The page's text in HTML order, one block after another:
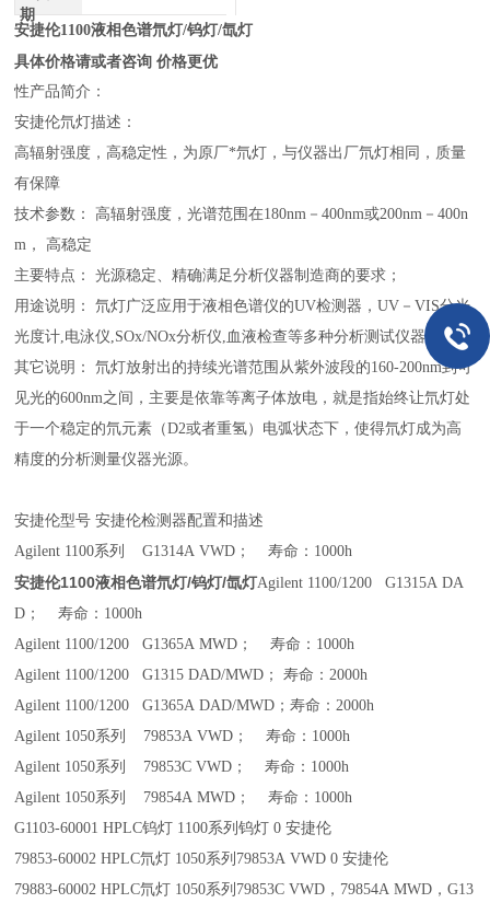
期
安捷伦1100液相色谱氘灯/钨灯/氙灯
具体价格请或者咨询 价格更优
性产品简介：
安捷伦氘灯描述：
高辐射强度，高稳定性，为原厂*氘灯，与仪器出厂氘灯相同，质量
有保障
技术参数： 高辐射强度，光谱范围在180nm－400nm或200nm－400n
m， 高稳定
主要特点： 光源稳定、精确满足分析仪器制造商的要求；
用途说明： 氘灯广泛应用于液相色谱仪的UV检测器，UV－VIS分光
光度计,电泳仪,SOx/NOx分析仪,血液检查等多种分析测试仪器中。
其它说明： 氘灯放射出的持续光谱范围从紫外波段的160-200nm到可
见光的600nm之间，主要是依靠等离子体放电，就是指始终让氘灯处
于一个稳定的氘元素（D2或者重氢）电弧状态下，使得氘灯成为高
精度的分析测量仪器光源。
安捷伦型号 安捷伦检测器配置和描述
Agilent 1100系列 G1314A VWD； 寿命：1000h
安捷伦1100液相色谱氘灯/钨灯/氙灯Agilent 1100/1200 G1315A DA
D； 寿命：1000h
Agilent 1100/1200 G1365A MWD； 寿命：1000h
Agilent 1100/1200 G1315 DAD/MWD； 寿命：2000h
Agilent 1100/1200 G1365A DAD/MWD；寿命：2000h
Agilent 1050系列 79853A VWD； 寿命：1000h
Agilent 1050系列 79853C VWD； 寿命：1000h
Agilent 1050系列 79854A MWD； 寿命：1000h
G1103-60001 HPLC钨灯 1100系列钨灯 0 安捷伦
79853-60002 HPLC氘灯 1050系列79853A VWD 0 安捷伦
79883-60002 HPLC氘灯 1050系列79853C VWD，79854A MWD，G13